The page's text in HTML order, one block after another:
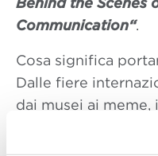
Communication“.
Cosa significa
Dalle fiere
dai musei ai
comunichiamo